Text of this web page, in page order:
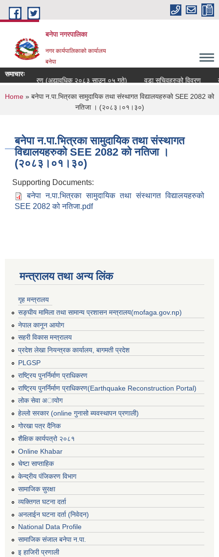
Skip to main content
बनेपा नगरपालिका
नगर कार्यपालिकाको कार्यालय
बनेपा
समाचारः
विवरण (अद्यावधिक २०८३ साउन ०५ गते)
वडा सचिवहरुको विवरण
You are here
Home » बनेपा न.पा.भित्रका सामुदायिक तथा संस्थागत विद्यालयहरुको SEE 2082 को
नतिजा । (२०८३।०१।३०)
बनेपा न.पा.भित्रका सामुदायिक तथा संस्थागत
विद्यालयहरुको SEE 2082 को नतिजा ।
(२०८३।०१।३०)
Supporting Documents:
बनेपा न.पा.भित्रका सामुदायिक तथा संस्थागत विद्यालयहरुको
SEE 2082 को नतिजा.pdf
मन्त्रालय तथा अन्य लिंक
गृह मन्त्रालय
सङ्घीय मामिला तथा सामान्य प्रशासन मन्त्रालय(mofaga.gov.np)
नेपाल कानून आयोग
सहरी विकास मन्त्रालय
प्रदेश लेखा नियन्त्रक कार्यालय, बागमती प्रदेश
PLGSP
राष्ट्रिय पुनर्निर्माण प्राधिकरण
राष्ट्रिय पुनर्निर्माण प्राधिकरण(Earthquake Reconstruction Portal)
लोक सेवा अायोग
हेल्लो सरकार (online गुनासो ब्यवस्थापन प्रणाली)
गोरखा पत्र दैनिक
शैक्षिक कार्यपत्रो २०८१
Online Khabar
चेष्टा साप्ताहिक
केन्द्रीय पंजिकरण विभाग
सामाजिक सुरक्षा
व्यक्तिगत घटना दर्ता
अनलाईन घटना दर्ता (निवेदन)
National Data Profile
सामाजिक संजाल बनेपा न.पा.
इ हाजिरी प्रणाली